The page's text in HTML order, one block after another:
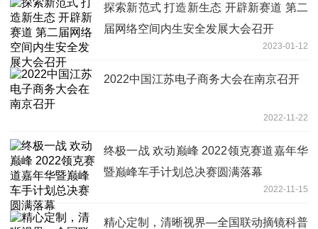
探索新范式 打造新生态 开辟新赛道 第二
届网络空间内生安全发展大会召开
2023-01-12
2022中国江苏电子商务大会在南京召开
2022-11-22
终极一战 欢动巅峰 2022领克赛道嘉年华
暨巅峰车手计划总决赛圆满落幕
2022-11-15
精心定制，清晰视界—全国联动摘镜科普